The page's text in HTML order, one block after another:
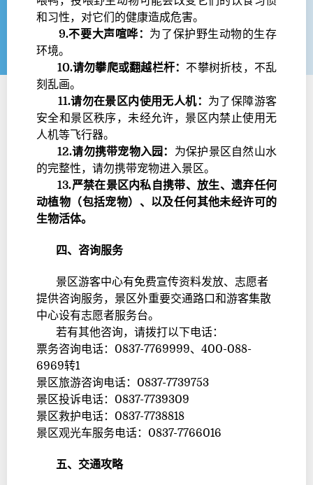
和习性，对它们的健康造成危害。
9.不要大声喧哗： 为了保护野生动物的生存
环境。
10.请勿攀爬或翻越栏杆： 不攀树折枝，不乱
刻乱画。
11.请勿在景区内使用无人机： 为了保障游客
安全和景区秩序，未经允许，景区内禁止使用无
人机等飞行器。
12.请勿携带宠物入园： 为保护景区自然山水
的完整性，请勿携带宠物进入景区。
13.严禁在景区内私自携带、放生、遗弃任何
动植物（包括宠物）、以及任何其他未经许可的
生物活体。
四、咨询服务
景区游客中心有免费宣传资料发放、志愿者
提供咨询服务，景区外重要交通路口和游客集散
中心设有志愿者服务台。
若有其他咨询，请拨打以下电话：
票务咨询电话：0837-7769999、400-088-
6969转1
景区旅游咨询电话：0837-7739753
景区投诉电话：0837-7739309
景区救护电话：0837-7738818
景区观光车服务电话：0837-7766016
五、交通攻略